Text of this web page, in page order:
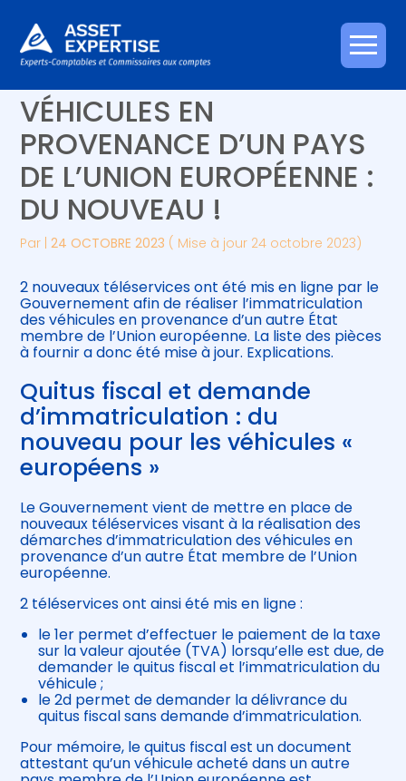
Aller
au
Créer et reprendre une activité
Gérer votre quotidien
Piloter votre entreprise
Développer votre entreprise
Construire votre patrimoine
Être prêt pour la facturation
électronique
Piloter votre gestion
Suivre votre comptabilité
Gérer vos ressources humaines
IMMATRICULATION DE
VÉHICULES EN
PROVENANCE D’UN PAYS
DE L’UNION EUROPÉENNE :
DU NOUVEAU !
Par |24 OCTOBRE 2023 ( Mise à jour 24 octobre 2023)
2 nouveaux téléservices ont été mis en ligne par le
Gouvernement afin de réaliser l’immatriculation
des véhicules en provenance d’un autre État
membre de l’Union européenne. La liste des pièces
à fournir a donc été mise à jour. Explications.
Quitus fiscal et demande
d’immatriculation : du
nouveau pour les véhicules «
européens »
Le Gouvernement vient de mettre en place de
nouveaux téléservices visant à la réalisation des
démarches d’immatriculation des véhicules en
provenance d’un autre État membre de l’Union
européenne.
2 téléservices ont ainsi été mis en ligne :
le 1er permet d’effectuer le paiement de la taxe
sur la valeur ajoutée (TVA) lorsqu’elle est due, de
demander le quitus fiscal et l’immatriculation du
véhicule ;
le 2d permet de demander la délivrance du
quitus fiscal sans demande d’immatriculation.
Pour mémoire, le quitus fiscal est un document
attestant qu’un véhicule acheté dans un autre